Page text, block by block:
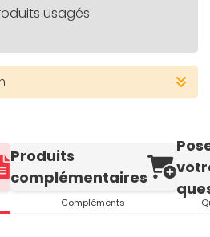
usagés
Produits
complémentaires
Compléments